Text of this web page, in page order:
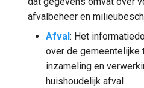
afvalbeheer en
Afval: Het
over de gemeentelijke
inzameling en
huishoudelijk afval